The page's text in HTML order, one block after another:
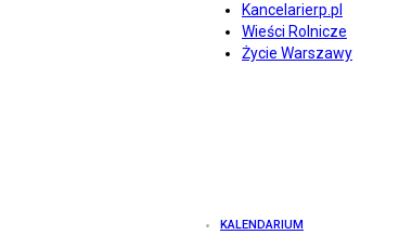
Kancelarierp.pl
Wieści Rolnicze
Życie Warszawy
KALENDARIUM